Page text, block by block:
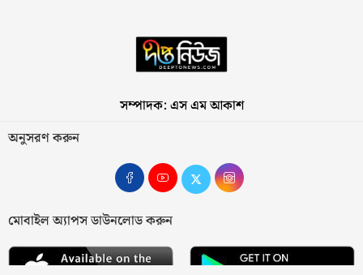
সম্পাদক: এস এম আকাশ
অনুসরণ করুন
মোবাইল অ্যাপস ডাউনলোড করুন